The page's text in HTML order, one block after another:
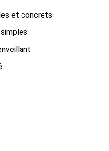
et concrets